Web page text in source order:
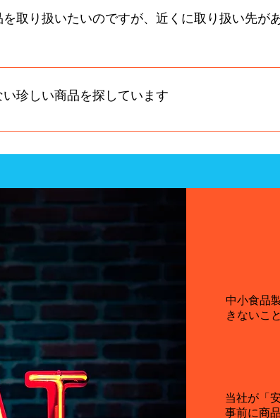
ください。
取り扱いたいのですが、近くに取り扱い先が
ください。 当社は九州沖縄と宮城東北の食品相互
珍しい商品を探しています
してくるのが得意です。大手では出来ないフットワ
中小食品
きないこ
当社が「
事前に商